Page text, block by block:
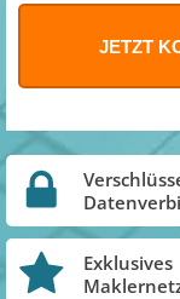
Exklusives